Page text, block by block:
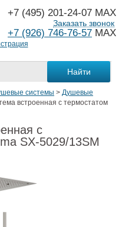
+7 (495) 201-24-07 MAX
+7 (926) 746-76-57 MAX
Заказать звонок
системы > Душевые
встроенная с термостатом
с
SX-5029/13SM